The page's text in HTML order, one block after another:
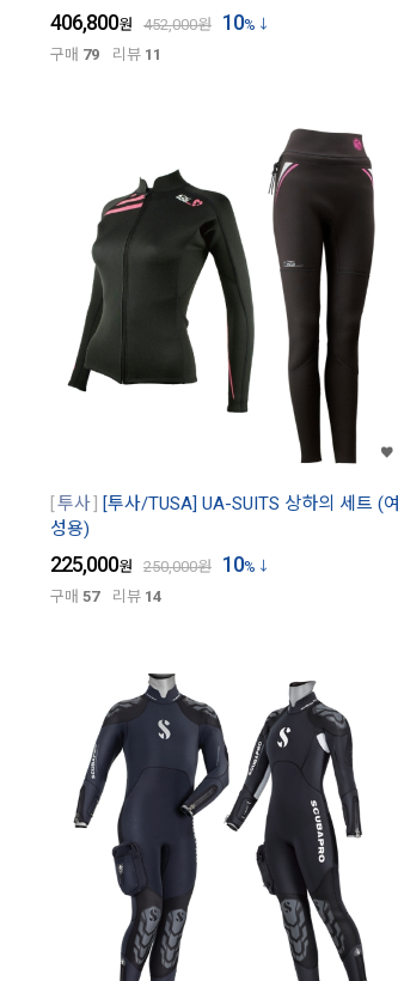
406,800원 452,000원 10%
구매 79 리뷰 11
투사
[투사/TUSA] UA-SUITS 상하의 세트 (여
성용)
225,000원 250,000원 10%
구매 57 리뷰 14